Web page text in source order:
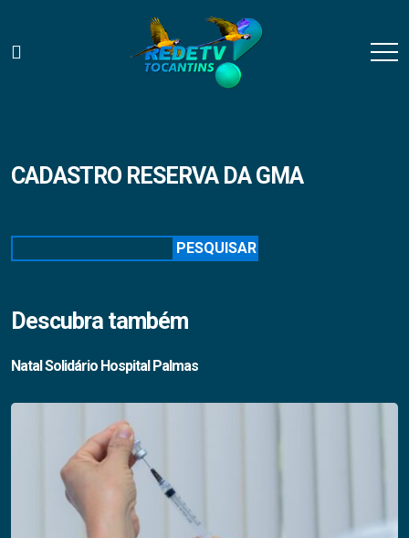
CADASTRO RESERVA DA GMA
PESQUISAR
Descubra também
Natal Solidário Hospital Palmas